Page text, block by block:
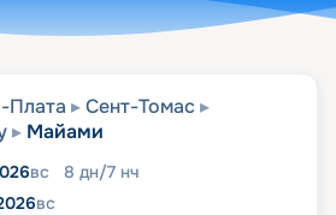
Плата
Сент-Томас
Майами
вс 8 дн/7 нч
вс